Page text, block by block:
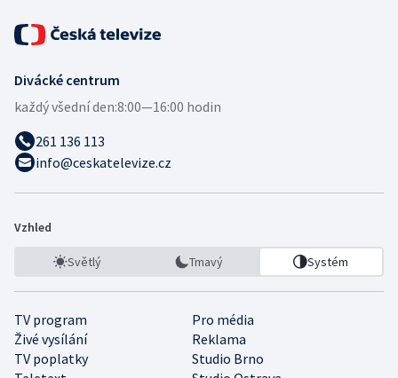
Divácké centrum
každý všední den:8:00—16:00 hodin
261 136 113
info@ceskatelevize.cz
Vzhled
Světlý Tmavý Systém
TV program
Pro média
Živé vysílání
Reklama
TV poplatky
Studio Brno